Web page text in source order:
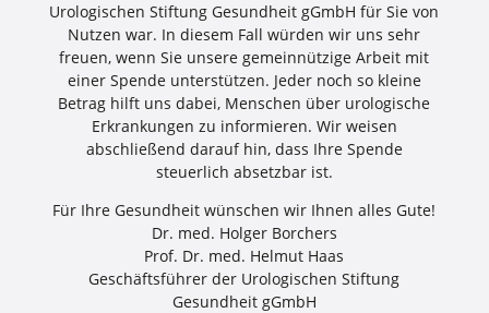
Urologischen Stiftung Gesundheit gGmbH für Sie von
Nutzen war. In diesem Fall würden wir uns sehr
freuen, wenn Sie unsere gemeinnützige Arbeit mit
einer Spende unterstützen. Jeder noch so kleine
Betrag hilft uns dabei, Menschen über urologische
Erkrankungen zu informieren. Wir weisen
abschließend darauf hin, dass Ihre Spende
steuerlich absetzbar ist.
Für Ihre Gesundheit wünschen wir Ihnen alles Gute!
Dr. med. Holger Borchers
Prof. Dr. med. Helmut Haas
Geschäftsführer der Urologischen Stiftung
Gesundheit gGmbH